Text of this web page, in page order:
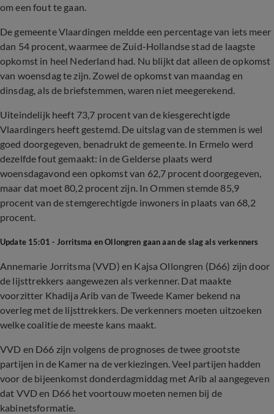
om een fout te gaan.
De gemeente Vlaardingen meldde een percentage van iets meer
dan 54 procent, waarmee de Zuid-Hollandse stad de laagste
opkomst in heel Nederland had. Nu blijkt dat alleen de opkomst
van woensdag te zijn. Zowel de opkomst van maandag en
dinsdag, als de briefstemmen, waren niet meegerekend.
Uiteindelijk heeft 73,7 procent van de kiesgerechtigde
Vlaardingers heeft gestemd. De uitslag van de stemmen is wel
goed doorgegeven, benadrukt de gemeente. In Ermelo werd
dezelfde fout gemaakt: in de Gelderse plaats werd
woensdagavond een opkomst van 62,7 procent doorgegeven,
maar dat moet 80,2 procent zijn. In Ommen stemde 85,9
procent van de stemgerechtigde inwoners in plaats van 68,2
procent.
Update 15:01 - Jorritsma en Ollongren gaan aan de slag als verkenners
Annemarie Jorritsma (VVD) en Kajsa Ollongren (D66) zijn door
de lijsttrekkers aangewezen als verkenner. Dat maakte
voorzitter Khadija Arib van de Tweede Kamer bekend na
overleg met de lijsttrekkers. De verkenners moeten uitzoeken
welke coalitie de meeste kans maakt.
VVD en D66 zijn volgens de prognoses de twee grootste
partijen in de Kamer na de verkiezingen. Veel partijen hadden
voor de bijeenkomst donderdagmiddag met Arib al aangegeven
dat VVD en D66 het voortouw moeten nemen bij de
kabinetsformatie.